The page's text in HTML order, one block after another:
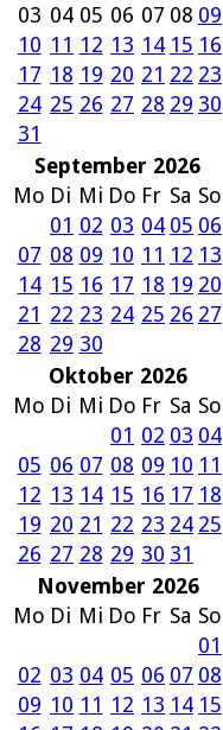
03 04 05 06 07 08 09
10 11 12 13 14 15 16
17 18 19 20 21 22 23
24 25 26 27 28 29 30
31
September 2026
Mo Di Mi Do Fr Sa So
01 02 03 04 05 06
07 08 09 10 11 12 13
14 15 16 17 18 19 20
21 22 23 24 25 26 27
28 29 30
Oktober 2026
Mo Di Mi Do Fr Sa So
01 02 03 04
05 06 07 08 09 10 11
12 13 14 15 16 17 18
19 20 21 22 23 24 25
26 27 28 29 30 31
November 2026
Mo Di Mi Do Fr Sa So
01
02 03 04 05 06 07 08
09 10 11 12 13 14 15